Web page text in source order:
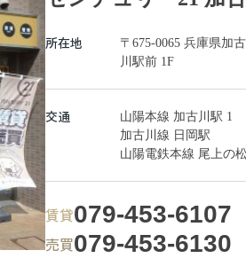
所在地
〒675-0065 兵庫県加
川駅前 1F
交通
山陽本線 加古川駅 1
加古川線 日岡駅
山陽電鉄本線 尾上の
賃貸079-453-6107
売買079-453-6130